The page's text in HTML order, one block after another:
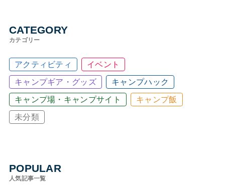
CATEGORY
カテゴリー
アクティビティ イベント
キャンプギア・グッズ キャンプハック
キャンプ場・キャンプサイト キャンプ飯
未分類
POPULAR
人気記事一覧